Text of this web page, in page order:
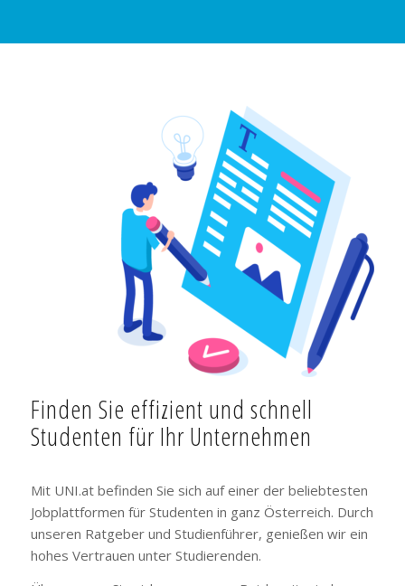
Finden Sie effizient und schnell
Studenten für Ihr Unternehmen
Mit UNI.at befinden Sie sich auf einer der beliebtesten
Jobplattformen für Studenten in ganz Österreich. Durch
unseren Ratgeber und Studienführer, genießen wir ein
hohes Vertrauen unter Studierenden.